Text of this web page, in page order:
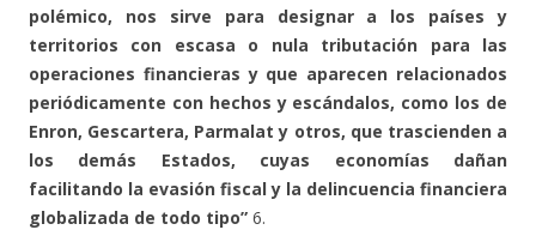
polémico, nos sirve para designar a los países y
territorios con escasa o nula tributación para las
operaciones financieras y que aparecen relacionados
periódicamente con hechos y escándalos, como los de
Enron, Gescartera, Parmalat y otros, que trascienden a
los demás Estados, cuyas economías dañan
facilitando la evasión fiscal y la delincuencia financiera
globalizada de todo tipo” 6.